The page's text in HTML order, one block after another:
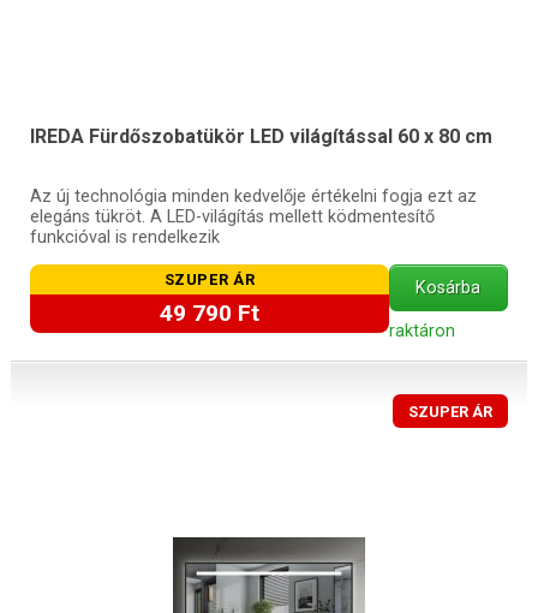
IREDA Fürdőszobatükör LED világítással 60 x 80 cm
Az új technológia minden kedvelője értékelni fogja ezt az
elegáns tükröt. A LED-világítás mellett ködmentesítő
funkcióval is rendelkezik
SZUPER ÁR
49 790 Ft
Kosárba
raktáron
SZUPER ÁR